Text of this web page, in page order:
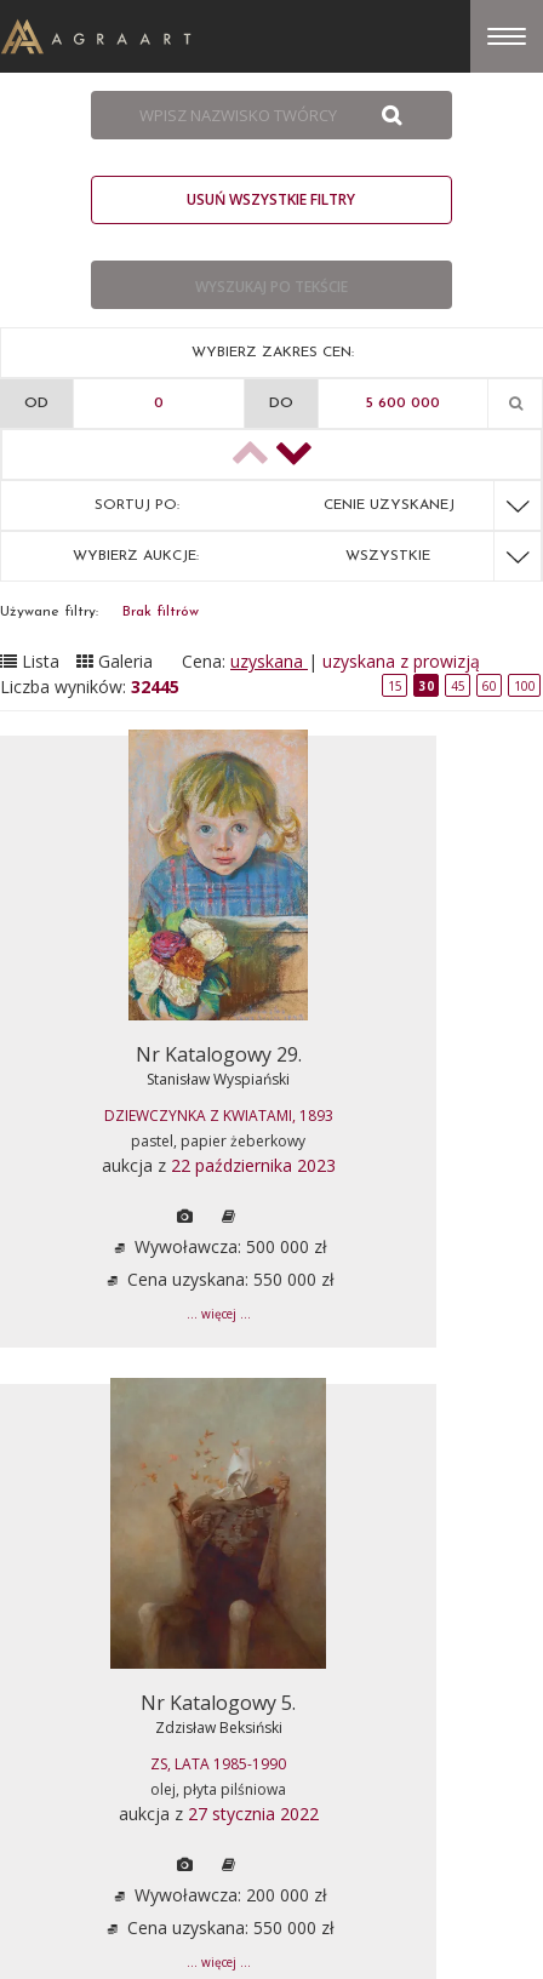
USUŃ WSZYSTKIE FILTRY
WYBIERZ ZAKRES CEN:
OD DO
SORTUJ PO: CENIE UZYSKANEJ
WYBIERZ AUKCJE: WSZYSTKIE
Używane filtry: Brak filtrów
Lista Galeria Cena: uzyskana | uzyskana z prowizją
Liczba wyników: 32445 15 30 45 60 100
Nr Katalogowy 29.
Stanisław Wyspiański
DZIEWCZYNKA Z KWIATAMI, 1893
pastel, papier żeberkowy
aukcja z 22 października 2023
Wywoławcza: 500 000 zł
Cena uzyskana: 550 000 zł
... więcej ...
Nr Katalogowy 5.
Zdzisław Beksiński
ZS, LATA 1985-1990
olej, płyta pilśniowa
aukcja z 27 stycznia 2022
Wywoławcza: 200 000 zł
Cena uzyskana: 550 000 zł
... więcej ...